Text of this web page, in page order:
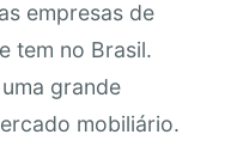
empresas de
tem no Brasil.
grande
mobiliário.